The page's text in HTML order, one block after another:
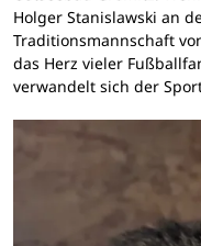
Holger Stanislawski an
Traditionsmannschaft
das Herz vieler
verwandelt sich der